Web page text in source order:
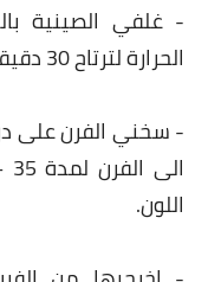
- غلفي الصينية
الحرارة لترتاح 30 دقيقةٍ.
اللون.